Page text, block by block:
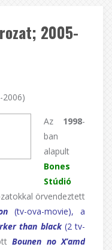
2005-
2006)
Az 1998-
ban
alapult
Bones
Stúdió
örvendeztett
(tv-ova-movie), a
than black(2 tv-
Bounen no X’amd